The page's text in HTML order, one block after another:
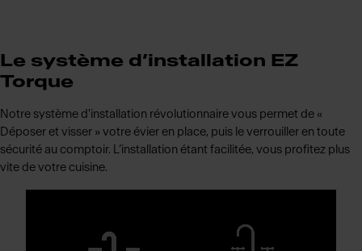
Le système d’installation EZ
Torque
Notre système d'installation révolutionnaire vous permet de «
Déposer et visser » votre évier en place, puis le verrouiller en toute
sécurité au comptoir. L’installation étant facilitée, vous profitez plus
vite de votre cuisine.